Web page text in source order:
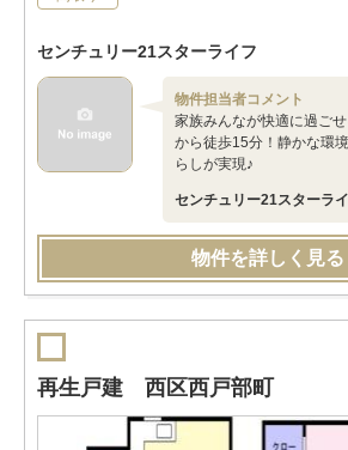
センチュリー21スターライフ
物件担当者コメント
家族みんなが快適に過ご
から徒歩15分！静かな環
らしが実現♪
センチュリー21スターラ
物件を詳しく見る
再生戸建 西区西戸部町